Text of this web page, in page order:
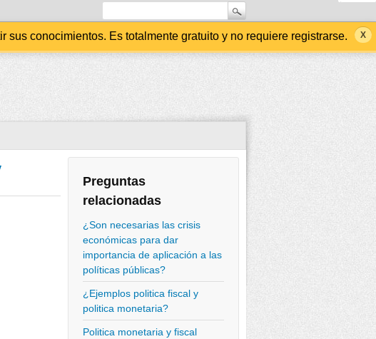
conocimientos. Es totalmente gratuito y no requiere registrarse.
Preguntas
relacionadas
¿Son necesarias las crisis
económicas para dar
importancia de aplicación a las
políticas públicas?
¿Ejemplos politica fiscal y
politica monetaria?
Politica monetaria y fiscal